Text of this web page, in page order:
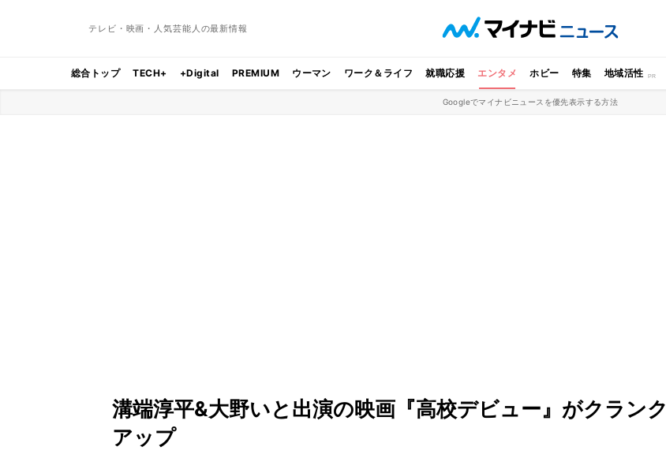
テレビ・映画・人気芸能人の最新情報
総合トップ TECH+ +Digital PREMIUM ウーマン ワーク＆ライフ 就職応援 エンタメ ホビー 特集 地域活性
Googleでマイナビニュースを優先表示する方法
溝端淳平&大野いと出演の映画『高校デビュー』がクランク
アップ